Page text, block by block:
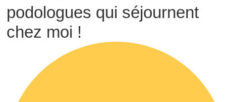
podologues qui séjournent
chez moi !